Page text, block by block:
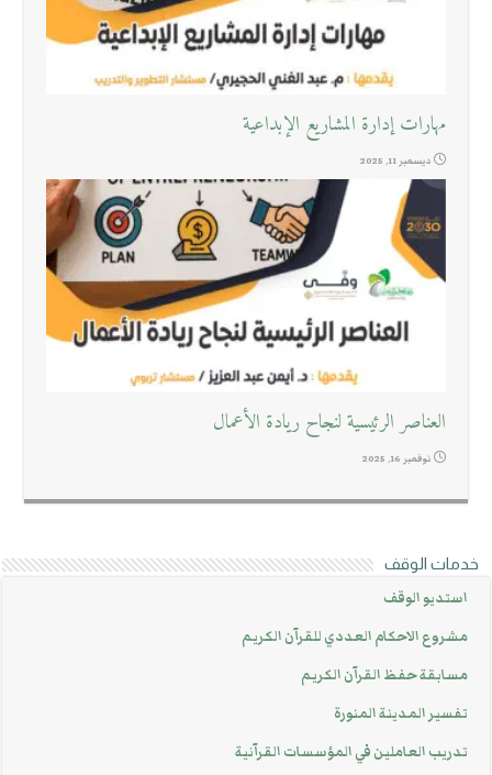
مهارات إدارة المشاريع الإبداعية
ديسمبر 11, 2025
العناصر الرئيسية لنجاح ريادة الأعمال
نوفمبر 16, 2025
خدمات الوقف
استديو الوقف
مشروع الاحكام العددي للقرآن الكريم
مسابقة حفظ القرآن الكريم
تفسير المدينة المنورة
تدريب العاملين في المؤسسات القرآنية